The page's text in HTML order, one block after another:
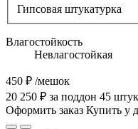
Гипсовая штукатурка
Влагостойкость
Невлагостойкая
450 ₽ /мешок
20 250 ₽ за поддон 45 штук
Оформить заказ Купить у